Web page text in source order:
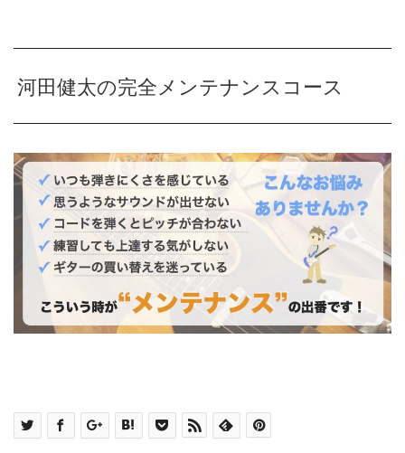
河田健太の完全メンテナンスコース